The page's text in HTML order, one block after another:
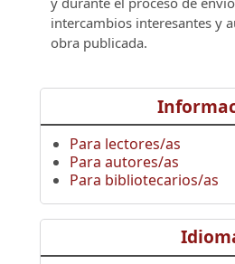
intercambios interesantes y
obra publicada.
Para lectores/as
Para autores/as
Para bibliotecarios/as